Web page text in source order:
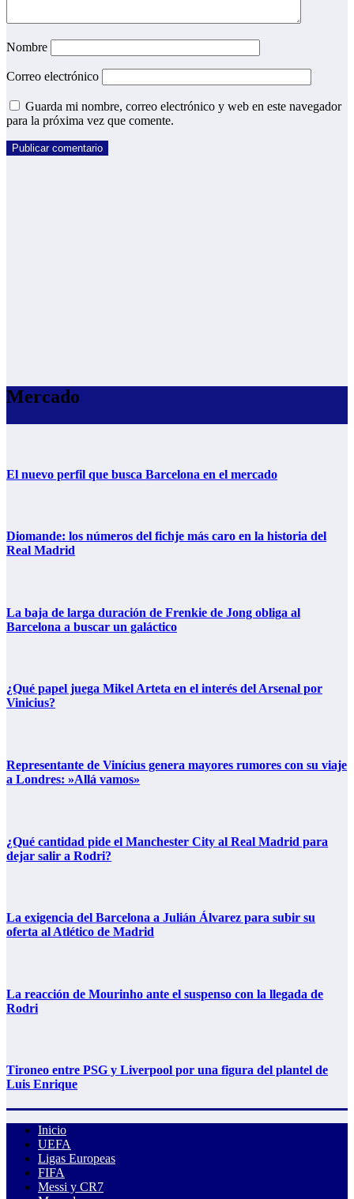
Nombre
Correo electrónico
Guarda mi nombre, correo electrónico y web en este navegador
para la próxima vez que comente.
Mercado
El nuevo perfil que busca Barcelona en el mercado
Diomande: los números del fichje más caro en la historia del
Real Madrid
La baja de larga duración de Frenkie de Jong obliga al
Barcelona a buscar un galáctico
¿Qué papel juega Mikel Arteta en el interés del Arsenal por
Vinicius?
Representante de Vinícius genera mayores rumores con su viaje
a Londres: »Allá vamos»
¿Qué cantidad pide el Manchester City al Real Madrid para
dejar salir a Rodri?
La exigencia del Barcelona a Julián Álvarez para subir su
oferta al Atlético de Madrid
La reacción de Mourinho ante el suspenso con la llegada de
Rodri
Tironeo entre PSG y Liverpool por una figura del plantel de
Luis Enrique
Inicio
UEFA
Ligas Europeas
FIFA
Messi y CR7